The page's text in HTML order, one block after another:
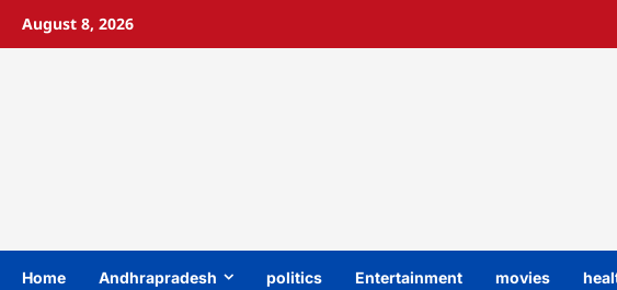
August 8, 2026
Home Andhrapradesh politics Entertainment movies